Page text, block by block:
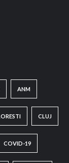
ANM
CLUJ
COVID-19